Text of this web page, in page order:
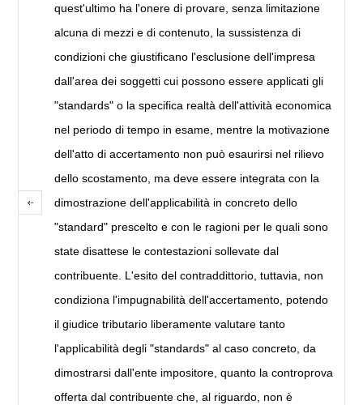
quest'ultimo ha l'onere di provare, senza limitazione
alcuna di mezzi e di contenuto, la sussistenza di
condizioni che giustificano l'esclusione dell'impresa
dall'area dei soggetti cui possono essere applicati gli
"standards" o la specifica realtà dell'attività economica
nel periodo di tempo in esame, mentre la motivazione
dell'atto di accertamento non può esaurirsi nel rilievo
dello scostamento, ma deve essere integrata con la
dimostrazione dell'applicabilità in concreto dello
"standard" prescelto e con le ragioni per le quali sono
state disattese le contestazioni sollevate dal
contribuente. L'esito del contraddittorio, tuttavia, non
condiziona l'impugnabilità dell'accertamento, potendo
il giudice tributario liberamente valutare tanto
l'applicabilità degli "standards" al caso concreto, da
dimostrarsi dall'ente impositore, quanto la controprova
offerta dal contribuente che, al riguardo, non è